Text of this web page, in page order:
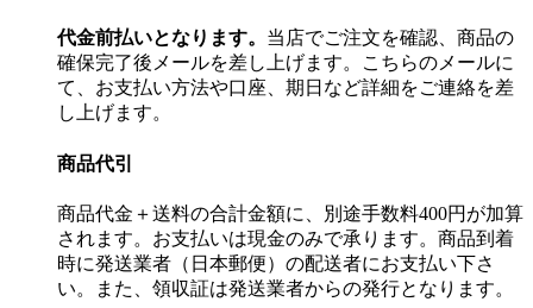
代金前払いとなります。 当店でご注文を確認、商品の
確保完了後メールを差し上げます。こちらのメールに
て、お支払い方法や口座、期日など詳細をご連絡を差
し上げます。
商品代引
商品代金＋送料の合計金額に、別途手数料400円が加算
されます。お支払いは現金のみで承ります。商品到着
時に発送業者（日本郵便）の配送者にお支払い下さ
い。また、領収証は発送業者からの発行となります。